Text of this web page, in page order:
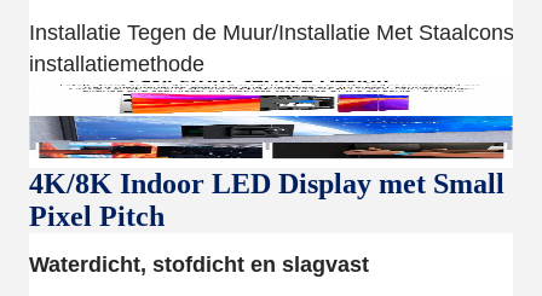
Installatie Tegen de Muur/Installatie Met
installatiemethode
4K/8K Indoor LED Display met Small
Pixel Pitch
Waterdicht, stofdicht en slagvast